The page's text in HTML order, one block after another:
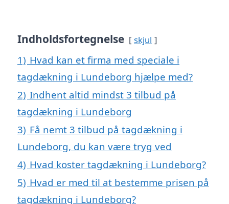
Indholdsfortegnelse skjul
1) Hvad kan et firma med speciale i
tagdækning i Lundeborg hjælpe med?
2) Indhent altid mindst 3 tilbud på
tagdækning i Lundeborg
3) Få nemt 3 tilbud på tagdækning i
Lundeborg, du kan være tryg ved
4) Hvad koster tagdækning i Lundeborg?
5) Hvad er med til at bestemme prisen på
tagdækning i Lundeborg?